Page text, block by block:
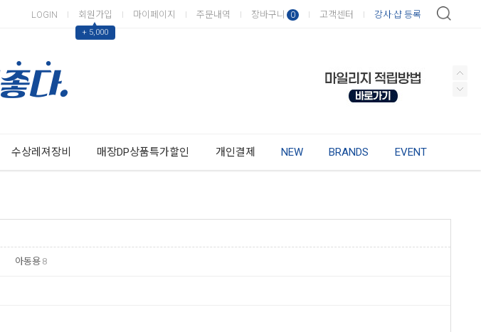
LOGIN 회원가입
▲
+ 5,000
마이페이지 주문내역 장바구니 0 고객센터 강사·샵 등록
수상레져장비 매장DP상품특가할인 개인결제 NEW BRANDS EVENT
아동용 8